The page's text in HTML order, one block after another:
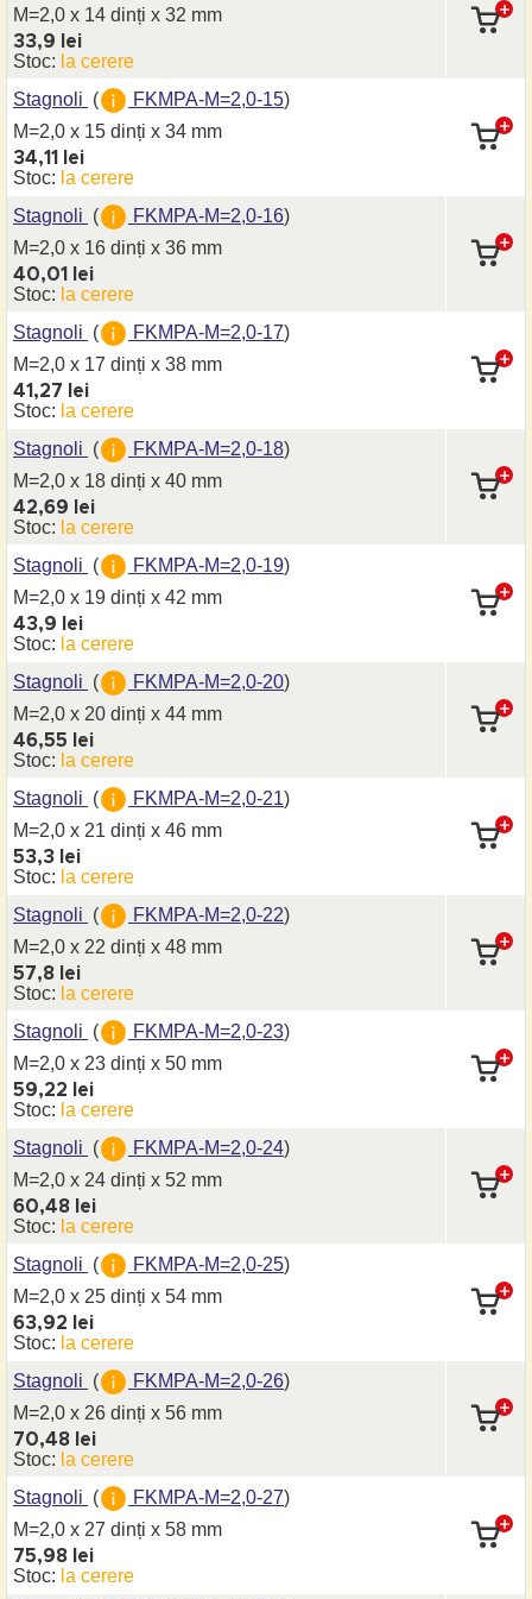
M=2,0 x 14 dinți x 32 mm
33,9 lei
Stoc: la cerere
Stagnoli ( FKMPA-M=2,0-15)
M=2,0 x 15 dinți x 34 mm
34,11 lei
Stoc: la cerere
Stagnoli ( FKMPA-M=2,0-16)
M=2,0 x 16 dinți x 36 mm
40,01 lei
Stoc: la cerere
Stagnoli ( FKMPA-M=2,0-17)
M=2,0 x 17 dinți x 38 mm
41,27 lei
Stoc: la cerere
Stagnoli ( FKMPA-M=2,0-18)
M=2,0 x 18 dinți x 40 mm
42,69 lei
Stoc: la cerere
Stagnoli ( FKMPA-M=2,0-19)
M=2,0 x 19 dinți x 42 mm
43,9 lei
Stoc: la cerere
Stagnoli ( FKMPA-M=2,0-20)
M=2,0 x 20 dinți x 44 mm
46,55 lei
Stoc: la cerere
Stagnoli ( FKMPA-M=2,0-21)
M=2,0 x 21 dinți x 46 mm
53,3 lei
Stoc: la cerere
Stagnoli ( FKMPA-M=2,0-22)
M=2,0 x 22 dinți x 48 mm
57,8 lei
Stoc: la cerere
Stagnoli ( FKMPA-M=2,0-23)
M=2,0 x 23 dinți x 50 mm
59,22 lei
Stoc: la cerere
Stagnoli ( FKMPA-M=2,0-24)
M=2,0 x 24 dinți x 52 mm
60,48 lei
Stoc: la cerere
Stagnoli ( FKMPA-M=2,0-25)
M=2,0 x 25 dinți x 54 mm
63,92 lei
Stoc: la cerere
Stagnoli ( FKMPA-M=2,0-26)
M=2,0 x 26 dinți x 56 mm
70,48 lei
Stoc: la cerere
Stagnoli ( FKMPA-M=2,0-27)
M=2,0 x 27 dinți x 58 mm
75,98 lei
Stoc: la cerere